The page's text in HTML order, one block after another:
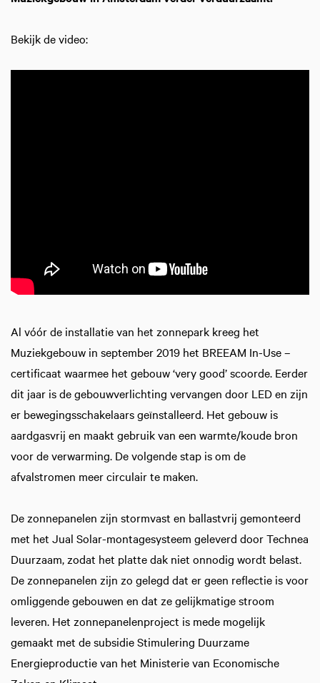
Bekijk de video:
Al vóór de installatie van het zonnepark kreeg het
Muziekgebouw in september 2019 het BREEAM In-Use –
certificaat waarmee het gebouw ‘very good’ scoorde. Eerder
dit jaar is de gebouwverlichting vervangen door LED en zijn
er bewegingsschakelaars geïnstalleerd. Het gebouw is
aardgasvrij en maakt gebruik van een warmte/koude bron
voor de verwarming. De volgende stap is om de
afvalstromen meer circulair te maken.
De zonnepanelen zijn stormvast en ballastvrij gemonteerd
met het Jual Solar-montagesysteem geleverd door Technea
Duurzaam, zodat het platte dak niet onnodig wordt belast.
De zonnepanelen zijn zo gelegd dat er geen reflectie is voor
omliggende gebouwen en dat ze gelijkmatige stroom
leveren. Het zonnepanelenproject is mede mogelijk
gemaakt met de subsidie Stimulering Duurzame
Energieproductie van het Ministerie van Economische